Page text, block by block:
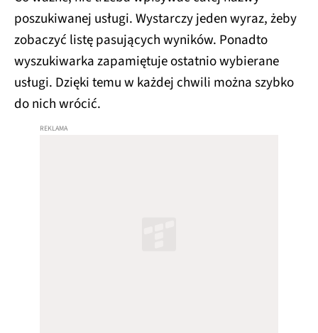
poszukiwanej usługi. Wystarczy jeden wyraz, żeby
zobaczyć listę pasujących wyników. Ponadto
wyszukiwarka zapamiętuje ostatnio wybierane
usługi. Dzięki temu w każdej chwili można szybko
do nich wrócić.